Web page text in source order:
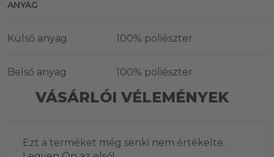
ANYAG
Külső anyag 100% poliészter
Belső anyag 100% poliészter
VÁSÁRLÓI VÉLEMÉNYEK
Ezt a terméket még senki nem értékelte.